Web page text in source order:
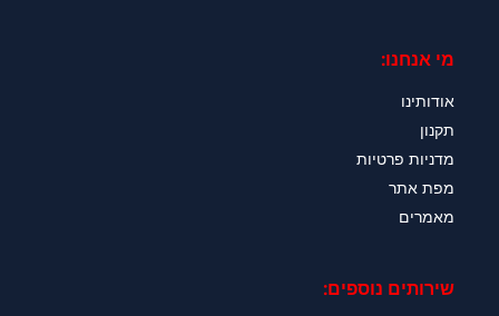
מי אנחנו:
אודותינו
תקנון
מדניות פרטיות
מפת אתר
מאמרים
שירותים נוספים: